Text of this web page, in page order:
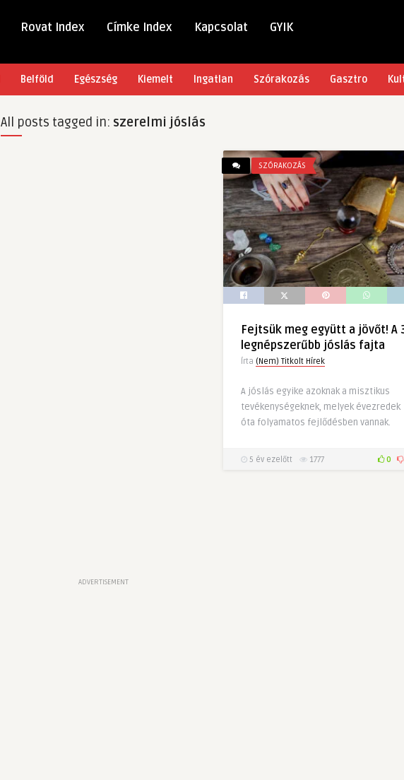
Rovat Index Címke Index Kapcsolat GYIK
Belföld Egészség Kiemelt Ingatlan Szórakozás Gasztro
All posts tagged in: szerelmi jóslás
ADVERTISEMENT
SZÓRAKOZÁS
Fejtsük meg együtt a jövőt! A
legnépszerűbb jóslás fajta
Írta (Nem) Titkolt Hírek
A jóslás egyike azoknak a misztikus
tevékenységeknek, melyek évezredek
óta folyamatos fejlődésben vannak.
5 év ezelőtt 1777 0